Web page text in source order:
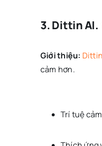
3. Dittin AI.
Giới thiệu:
cảm hơn.
Trí tuệ